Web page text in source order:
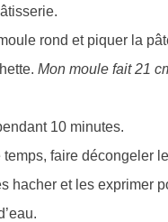
rond et piquer la
Mon moule fait 21
10 minutes.
temps, faire décongeler
hacher et les exprimer